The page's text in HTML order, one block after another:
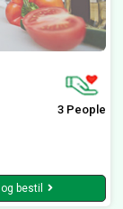
3 People
bestil